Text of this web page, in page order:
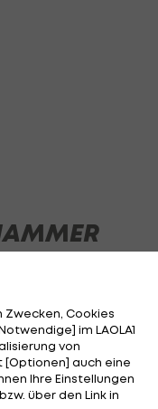
Zwecken, Cookies
im LAOLA1
von
[Optionen] auch eine
Ihre Einstellungen
über den Link in